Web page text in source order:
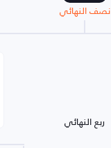
نصف النهائي
ربع النهائي